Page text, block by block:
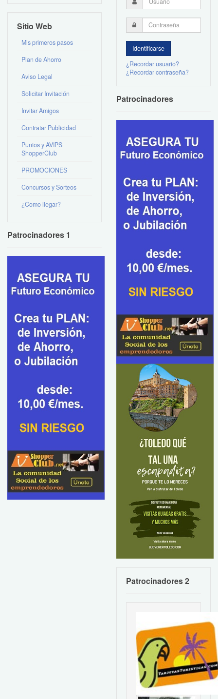
Sitio Web
Mis primeros pasos
Plan de Ahorro
Aviso Legal
Solicitar Invitación
Invitar Amigos
Contratar Publicidad
Puntos y AVIPS
ShopperClub
PROMOCIONES
Concursos y Sorteos
¿Como llegar?
Patrocinadores 1
¿Recordar usuario?
¿Recordar contraseña?
Patrocinadores
Patrocinadores 2